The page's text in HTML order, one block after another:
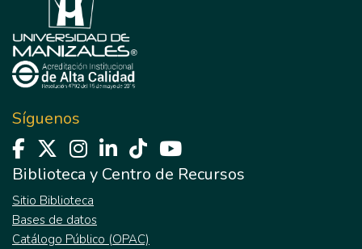
Síguenos
Biblioteca y Centro de Recursos
Sitio Biblioteca
Bases de datos
Catálogo Público (OPAC)